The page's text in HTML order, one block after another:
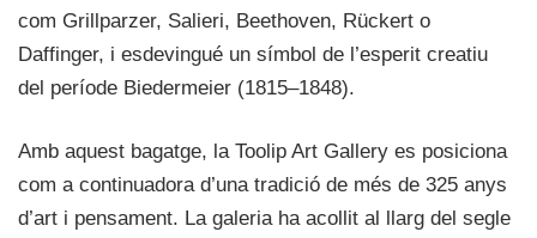
com Grillparzer, Salieri, Beethoven, Rückert o
Daffinger, i esdevingué un símbol de l’esperit creatiu
del període Biedermeier (1815–1848).
Amb aquest bagatge, la Toolip Art Gallery es posiciona
com a continuadora d’una tradició de més de 325 anys
d’art i pensament. La galeria ha acollit al llarg del segle